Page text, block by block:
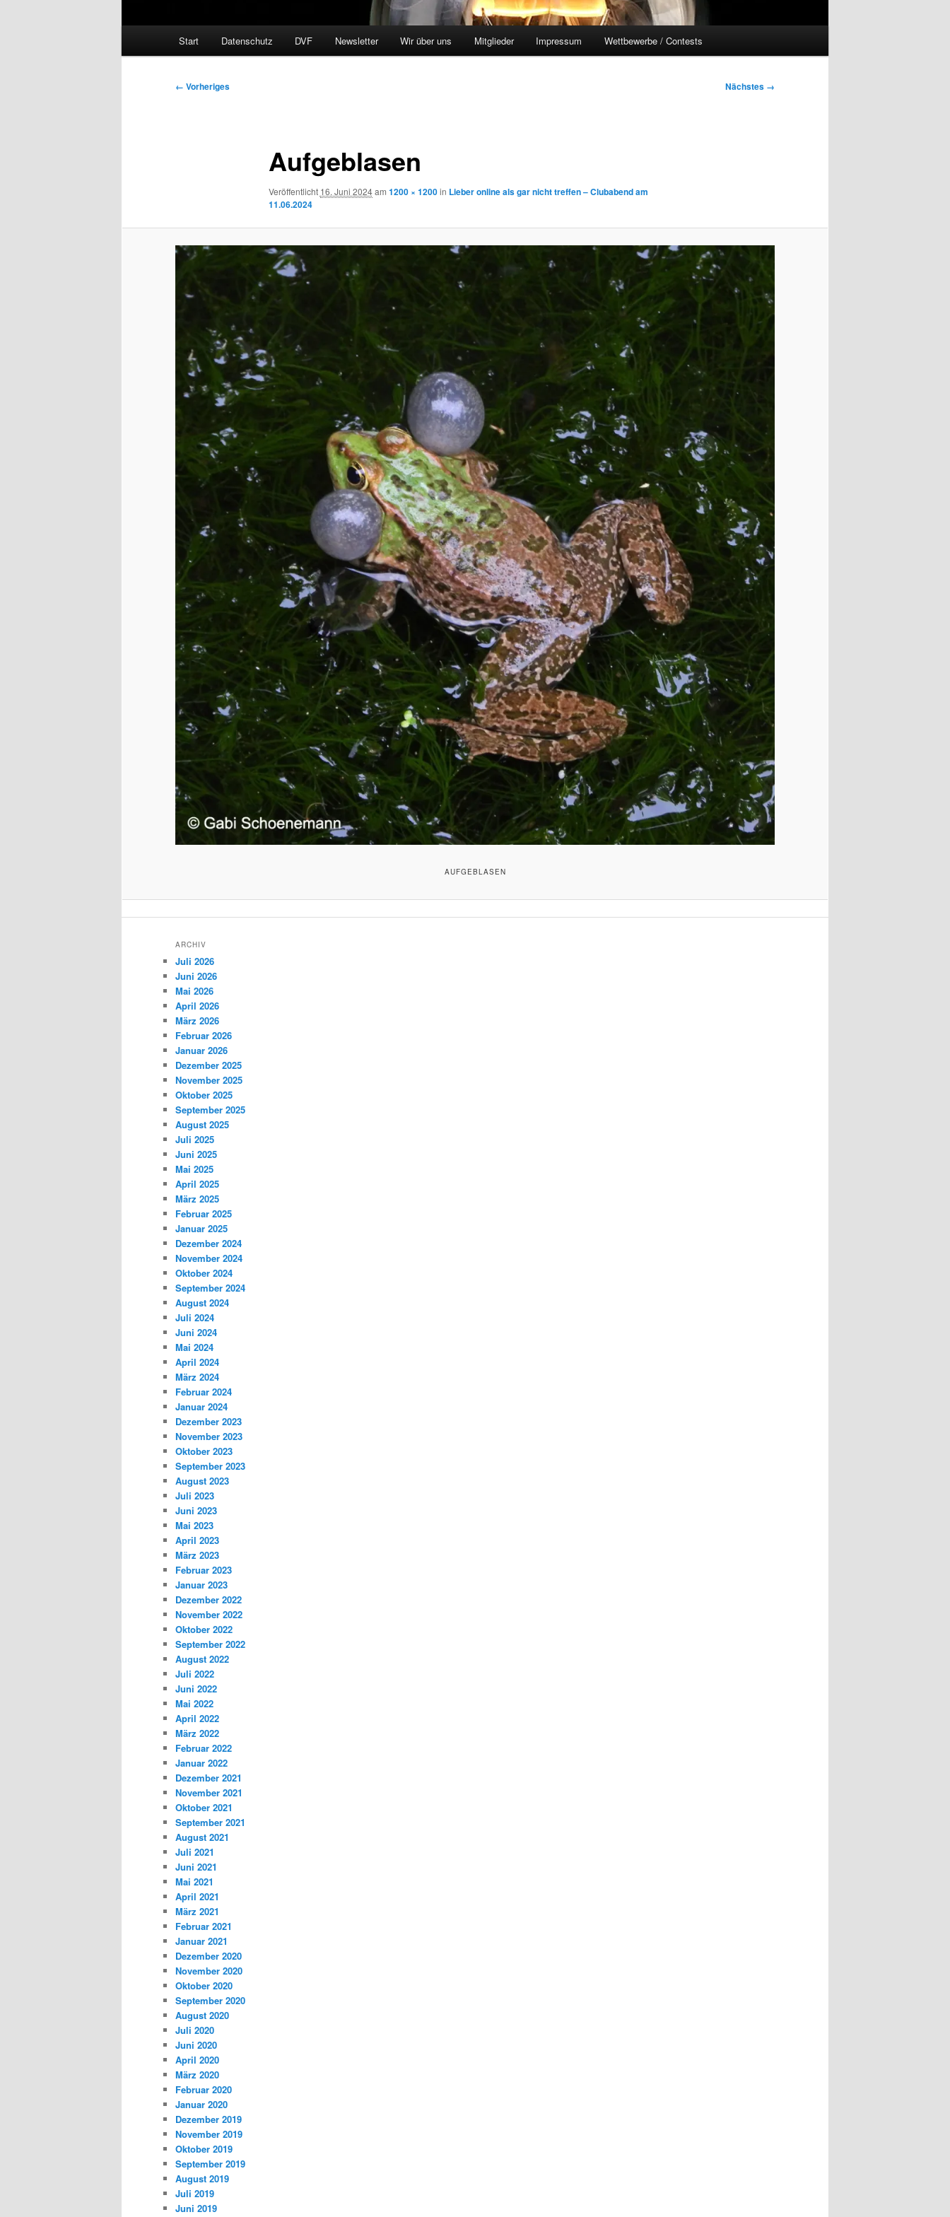
Start Datenschutz DVF Newsletter Wir über uns Mitglieder Impressum Wettbewerbe / Contests
Bilder-
← Vorheriges Nächstes →
Aufgeblasen
Veröffentlicht 16. Juni 2024am 1200 × 1200in Lieber online als gar nicht treffen – Clubabend am
11.06.2024
AUFGEBLASEN
ARCHIV
Juli 2026
Juni 2026
Mai 2026
April 2026
März 2026
Februar 2026
Januar 2026
Dezember 2025
November 2025
Oktober 2025
September 2025
August 2025
Juli 2025
Juni 2025
Mai 2025
April 2025
März 2025
Februar 2025
Januar 2025
Dezember 2024
November 2024
Oktober 2024
September 2024
August 2024
Juli 2024
Juni 2024
Mai 2024
April 2024
März 2024
Februar 2024
Januar 2024
Dezember 2023
November 2023
Oktober 2023
September 2023
August 2023
Juli 2023
Juni 2023
Mai 2023
April 2023
März 2023
Februar 2023
Januar 2023
Dezember 2022
November 2022
Oktober 2022
September 2022
August 2022
Juli 2022
Juni 2022
Mai 2022
April 2022
März 2022
Februar 2022
Januar 2022
Dezember 2021
November 2021
Oktober 2021
September 2021
August 2021
Juli 2021
Juni 2021
Mai 2021
April 2021
März 2021
Februar 2021
Januar 2021
Dezember 2020
November 2020
Oktober 2020
September 2020
August 2020
Juli 2020
Juni 2020
April 2020
März 2020
Februar 2020
Januar 2020
Dezember 2019
November 2019
Oktober 2019
September 2019
August 2019
Juli 2019
Juni 2019